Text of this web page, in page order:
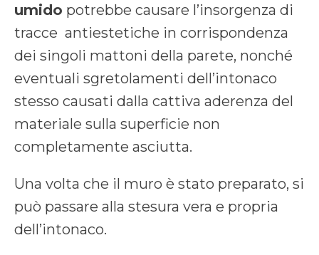
umido potrebbe causare l’insorgenza di
tracce antiestetiche in corrispondenza
dei singoli mattoni della parete, nonché
eventuali sgretolamenti dell’intonaco
stesso causati dalla cattiva aderenza del
materiale sulla superficie non
completamente asciutta.
Una volta che il muro è stato preparato, si
può passare alla stesura vera e propria
dell’intonaco.